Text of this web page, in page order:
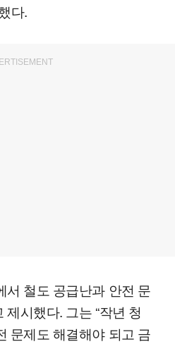
다.
서 철도 공급난과 안전 문
시했다. 그는 “작년 청
문제도 해결해야 되고 금